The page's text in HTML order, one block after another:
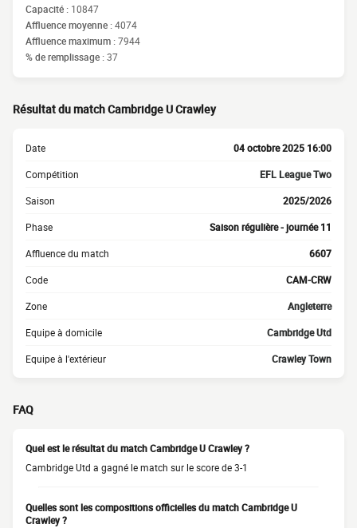
Capacité : 10847
Affluence moyenne :4074
Affluence maximum :7944
% de remplissage :37
Résultat du match Cambridge U Crawley
Date 04 octobre 2025 16:00
Compétition EFL League Two
Saison 2025/2026
Phase Saison régulière - journée 11
Affluence du match 6607
Code CAM-CRW
Zone Angleterre
Equipe à domicile Cambridge Utd
Equipe à l'extérieur Crawley Town
FAQ
Quel est le résultat du match Cambridge U Crawley ?
Cambridge Utd a gagné le match sur le score de 3-1
Quelles sont les compositions officielles du match Cambridge U
Crawley ?